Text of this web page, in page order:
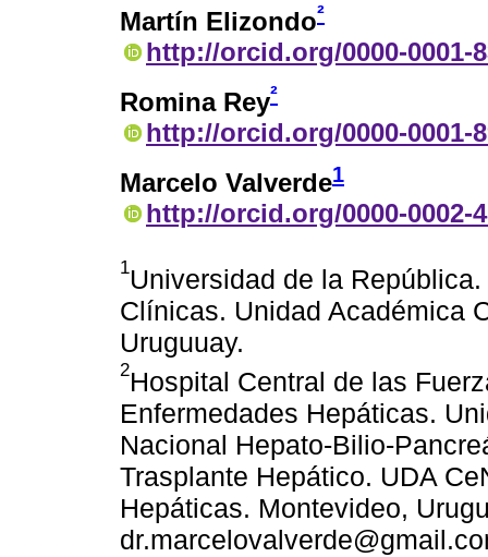
Martín Elizondo²
http://orcid.org/0000-0001-
Romina Rey²
http://orcid.org/0000-0001-
Marcelo Valverde1
http://orcid.org/0000-0002-
1Universidad de la
Clínicas. Unidad Académica
Uruguuay.
2Hospital Central de las
Enfermedades Hepáticas.
Nacional Hepato-Bilio-
Trasplante Hepático. UDA
Hepáticas. Montevideo,